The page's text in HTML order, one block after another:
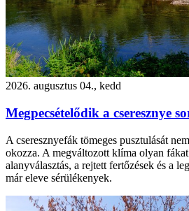
2026. augusztus 04., kedd
Megpecsételődik a cseresznye
A cseresznyefák tömeges pusztulását
okozza. A megváltozott klíma olyan
alanyválasztás, a rejtett fertőzések és a
már eleve sérülékenyek.